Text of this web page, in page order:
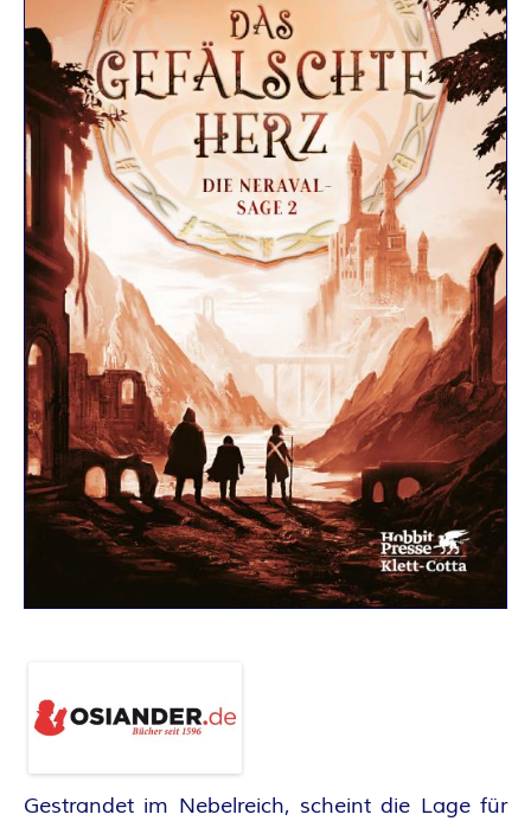
K
E
L
–
D
E
R
F
A
N
T
S
Y
Gestrandet im Nebelreich, scheint die Lage für